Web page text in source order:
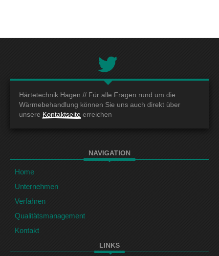
Härtetechnik Hagen // Für alle Fragen rund um die
Wärmebehandlung können Sie uns auch direkt über
unsere Kontaktseite erreichen
NAVIGATION
Home
Unternehmen
Verfahren
Qualitätsmanagement
Kontakt
LINKS